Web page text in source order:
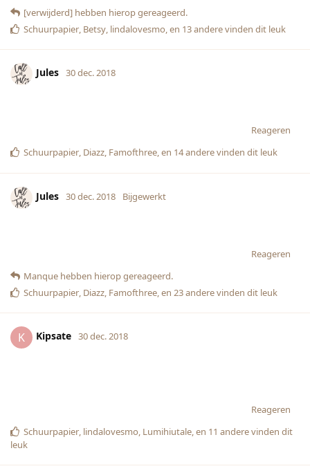
[verwijderd] hebben hierop gereageerd.
Schuurpapier Betsy lindalovesmo , en 13anderevinden dit leuk
Jules 30 dec. 2018
Reageren
Schuurpapier Diazz Famofthree , en 14anderevinden dit leuk
Jules 30 dec. 2018 Bijgewerkt
Reageren
Manque hebben hierop gereageerd.
Schuurpapier Diazz Famofthree , en 23anderevinden dit leuk
K Kipsate 30 dec. 2018
Reageren
Schuurpapier lindalovesmo Lumihiutale , en 11 anderevinden dit
leuk